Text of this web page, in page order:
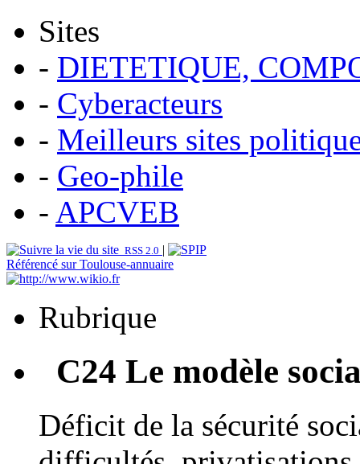
Sites
- DIETETIQUE,
- Cyberacteurs
- Meilleurs sites
- Geo-phile
- APCVEB
RSS 2.0 |
Référencé sur Toulouse-annuaire
Rubrique
C24 Le modèle
Déficit de la sécurité